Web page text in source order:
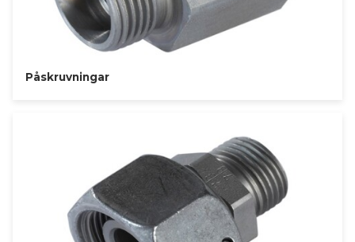
Påskruvningar